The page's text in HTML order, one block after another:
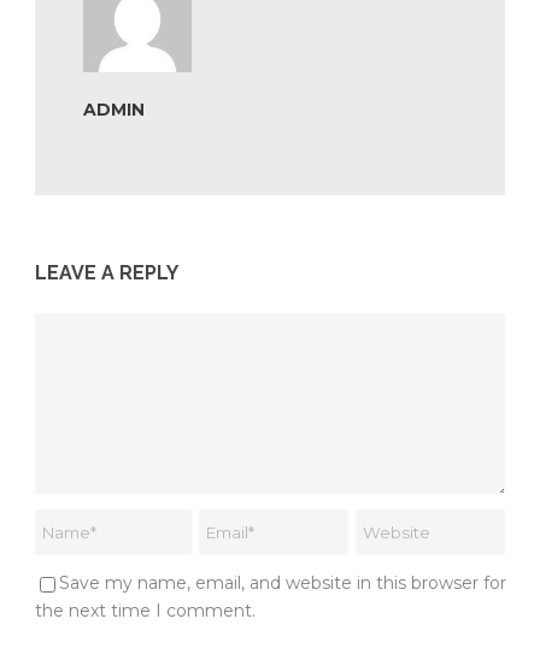
ADMIN
LEAVE A REPLY
Save my name, email, and website in this browser for
the next time I comment.